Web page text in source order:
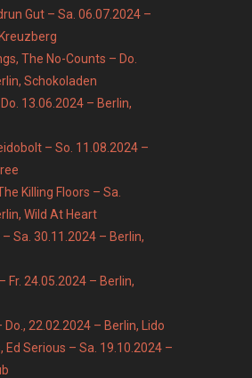
Gut – Sa. 06.07.2024 –
The No-Counts – Do.
Schokoladen
13.06.2024 – Berlin,
– So. 11.08.2024 –
Killing Floors – Sa.
Wild At Heart
Sa. 30.11.2024 – Berlin,
Fr. 24.05.2024 – Berlin,
22.02.2024 – Berlin, Lido
Ed Serious – Sa. 19.10.2024 –